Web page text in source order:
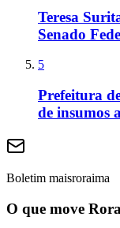
Teresa
Senado
5
Prefeitura
de insumos
Boletim maisroraima
O que move